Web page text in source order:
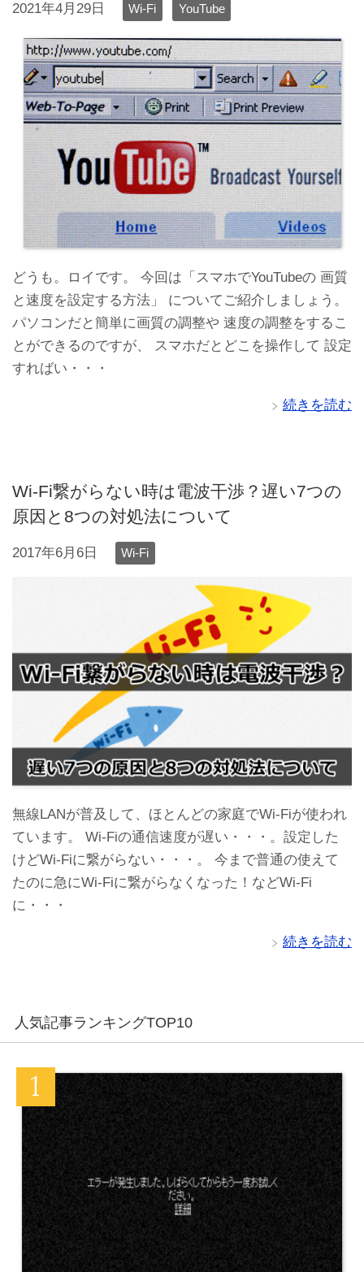
2021年4月29日 Wi-Fi YouTube
どうも。ロイです。 今回は「スマホでYouTubeの 画質
と速度を設定する方法」 についてご紹介しましょう。
パソコンだと簡単に画質の調整や 速度の調整をするこ
とができるのですが、 スマホだとどこを操作して 設定
すればい・・・
続きを読む
Wi-Fi繋がらない時は電波干渉？遅い7つの
原因と8つの対処法について
2017年6月6日 Wi-Fi
無線LANが普及して、ほとんどの家庭でWi-Fiが使われ
ています。 Wi-Fiの通信速度が遅い・・・。設定した
けどWi-Fiに繋がらない・・・。 今まで普通の使えて
たのに急にWi-Fiに繋がらなくなった！などWi-Fi
に・・・
続きを読む
人気記事ランキングTOP10